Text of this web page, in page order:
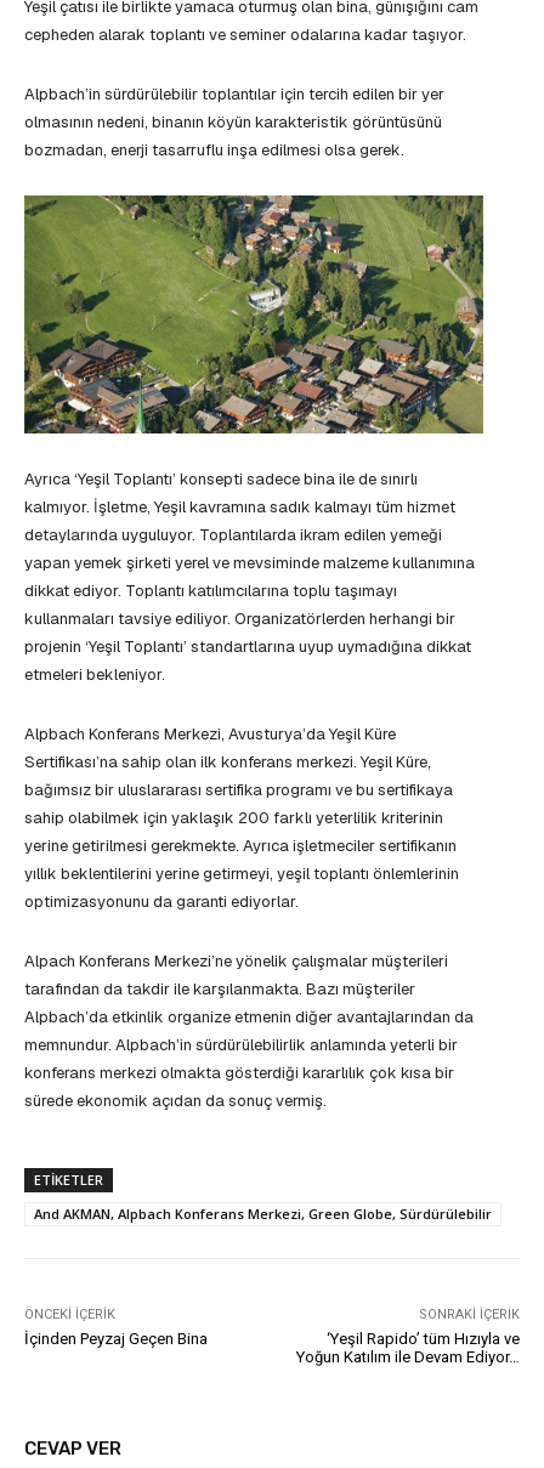
Yeşil çatısı ile birlikte yamaca oturmuş olan bina, günışığını cam
cepheden alarak toplantı ve seminer odalarına kadar taşıyor.
Alpbach’in sürdürülebilir toplantılar için tercih edilen bir yer
olmasının nedeni, binanın köyün karakteristik görüntüsünü
bozmadan, enerji tasarruflu inşa edilmesi olsa gerek.
Ayrıca ‘Yeşil Toplantı’ konsepti sadece bina ile de sınırlı
kalmıyor. İşletme, Yeşil kavramına sadık kalmayı tüm hizmet
detaylarında uyguluyor. Toplantılarda ikram edilen yemeği
yapan yemek şirketi yerel ve mevsiminde malzeme kullanımına
dikkat ediyor. Toplantı katılımcılarına toplu taşımayı
kullanmaları tavsiye ediliyor. Organizatörlerden herhangi bir
projenin ‘Yeşil Toplantı’ standartlarına uyup uymadığına dikkat
etmeleri bekleniyor.
Alpbach Konferans Merkezi, Avusturya’da Yeşil Küre
Sertifikası’na sahip olan ilk konferans merkezi. Yeşil Küre,
bağımsız bir uluslararası sertifika programı ve bu sertifikaya
sahip olabilmek için yaklaşık 200 farklı yeterlilik kriterinin
yerine getirilmesi gerekmekte. Ayrıca işletmeciler sertifikanın
yıllık beklentilerini yerine getirmeyi, yeşil toplantı önlemlerinin
optimizasyonunu da garanti ediyorlar.
Alpach Konferans Merkezi’ne yönelik çalışmalar müşterileri
tarafından da takdir ile karşılanmakta. Bazı müşteriler
Alpbach’da etkinlik organize etmenin diğer avantajlarından da
memnundur. Alpbach’in sürdürülebilirlik anlamında yeterli bir
konferans merkezi olmakta gösterdiği kararlılık çok kısa bir
sürede ekonomik açıdan da sonuç vermiş.
ETIKETLER
And AKMAN, Alpbach Konferans Merkezi, Green Globe, Sürdürülebilir
ÖNCEKI İÇERIK
İçinden Peyzaj Geçen Bina
SONRAKI İÇERIK
‘Yeşil Rapido’ tüm Hızıyla ve
Yoğun Katılım ile Devam Ediyor…
CEVAP VER